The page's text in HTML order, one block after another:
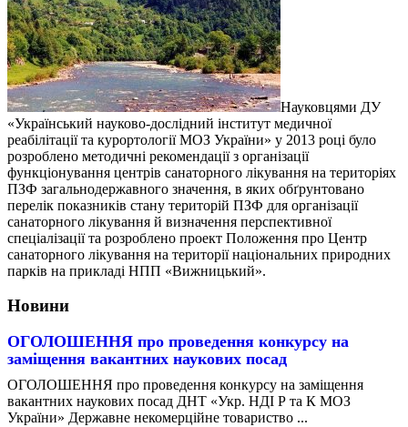
Науковцями ДУ
«Український науково-дослідний інститут медичної
реабілітації та курортології МОЗ України» у 2013 році було
розроблено методичні рекомендації з організації
функціонування центрів санаторного лікування на територіях
ПЗФ загальнодержавного значення, в яких обґрунтовано
перелік показників стану територій ПЗФ для організації
санаторного лікування й визначення перспективної
спеціалізації та розроблено проект Положення про Центр
санаторного лікування на території національних природних
парків на прикладі НПП «Вижницький».
Новини
ОГОЛОШЕННЯ про проведення конкурсу на
заміщення вакантних наукових посад
ОГОЛОШЕННЯ про проведення конкурсу на заміщення
вакантних наукових посад ДНТ «Укр. НДІ Р та К МОЗ
України» Державне некомерційне товариство ...